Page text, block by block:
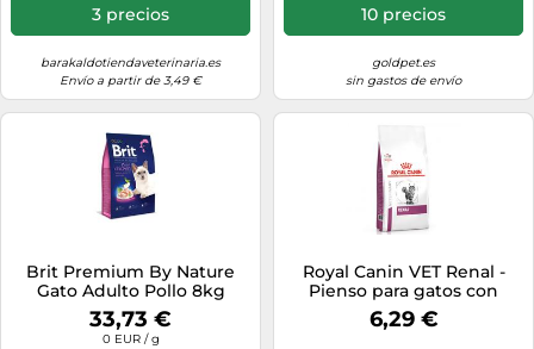
3 precios
barakaldotiendaveterinaria.es
Envío a partir de 3,49 €
10 precios
goldpet.es
sin gastos de envío
Brit Premium By Nature
Gato Adulto Pollo 8kg
33,73 €
0 EUR / g
Royal Canin VET Renal -
Pienso para gatos con
enfermedad renal -
Cantidad: 400 g
6,29 €